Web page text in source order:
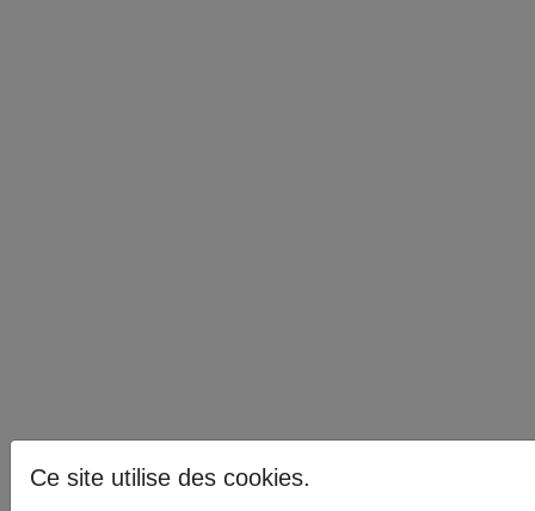
Ce site utilise des cookies.